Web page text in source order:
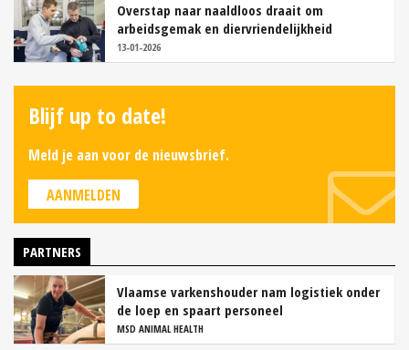
Overstap naar naaldloos draait om
arbeidsgemak en diervriendelijkheid
13-01-2026
Blijf up to date!
Meld je aan voor de nieuwsbrief.
AANMELDEN
PARTNERS
Vlaamse varkenshouder nam logistiek onder
de loep en spaart personeel
MSD ANIMAL HEALTH